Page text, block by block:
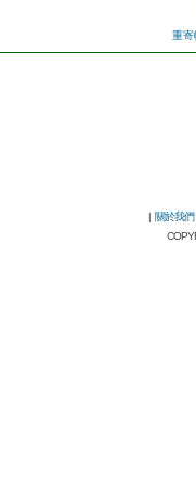
重寄
| 關於我們